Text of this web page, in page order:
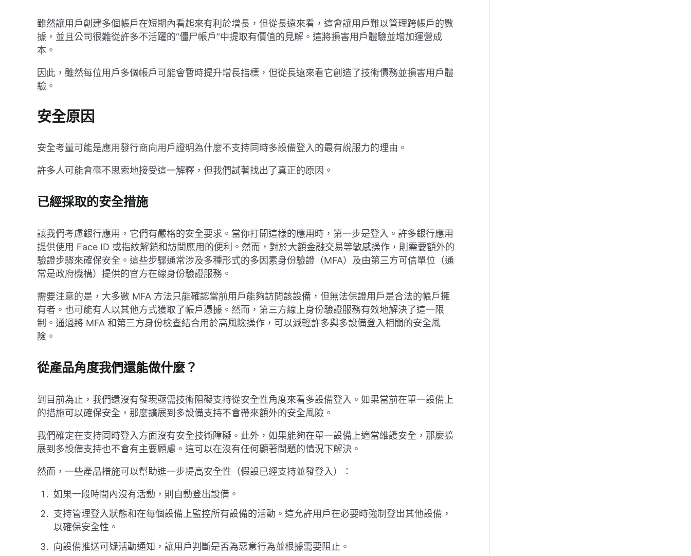
雖然讓用戶創建多個帳戶在短期內看起來有利於增長，但從長遠來看，這會讓用戶難以管理跨帳戶的數
據，並且公司很難從許多不活躍的“僵尸帳戶”中提取有價值的見解。這將損害用戶體驗並增加運營成
本。
因此，雖然每位用戶多個帳戶可能會暫時提升增長指標，但從長遠來看它創造了技術債務並損害用戶體
驗。
安全原因
安全考量可能是應用發行商向用戶證明為什麼不支持同時多設備登入的最有說服力的理由。
許多人可能會毫不思索地接受這一解釋，但我們試著找出了真正的原因。
已經採取的安全措施
讓我們考慮銀行應用，它們有嚴格的安全要求。當你打開這樣的應用時，第一步是登入。許多銀行應用
提供使用 Face ID 或指紋解鎖和訪問應用的便利。然而，對於大額金融交易等敏感操作，則需要額外的
驗證步驟來確保安全。這些步驟通常涉及多種形式的多因素身份驗證（MFA）及由第三方可信單位（通
常是政府機構）提供的官方在線身份驗證服務。
需要注意的是，大多數 MFA 方法只能確認當前用戶能夠訪問該設備，但無法保證用戶是合法的帳戶擁
有者。也可能有人以其他方式獲取了帳戶憑據。然而，第三方線上身份驗證服務有效地解決了這一限
制。通過將 MFA 和第三方身份檢查結合用於高風險操作，可以減輕許多與多設備登入相關的安全風
險。
從產品角度我們還能做什麼？
到目前為止，我們還沒有發現亟需技術阻礙支持從安全性角度來看多設備登入。如果當前在單一設備上
的措施可以確保安全，那麼擴展到多設備支持不會帶來額外的安全風險。
我們確定在支持同時登入方面沒有安全技術障礙。此外，如果能夠在單一設備上適當維護安全，那麼擴
展到多設備支持也不會有主要顧慮。這可以在沒有任何顯著問題的情況下解決。
然而，一些產品措施可以幫助進一步提高安全性（假設已經支持並發登入）：
如果一段時間內沒有活動，則自動登出設備。
支持管理登入狀態和在每個設備上監控所有設備的活動。這允許用戶在必要時強制登出其他設備，
以確保安全性。
向設備推送可疑活動通知，讓用戶判斷是否為惡意行為並根據需要阻止。